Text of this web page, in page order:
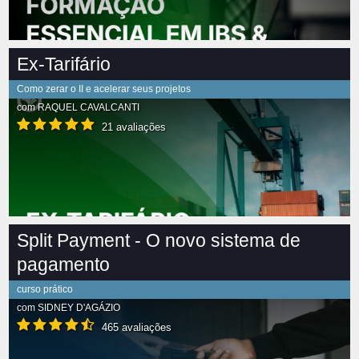
Ex-Tarifário
Como zerar o II e acelerar seus projetos
comRAQUEL CAVALCANTI
21 avaliações
Split Payment - O novo sistema de
pagamento
curso prático
com SIDNEY D'AGÁZIO
465 avaliações